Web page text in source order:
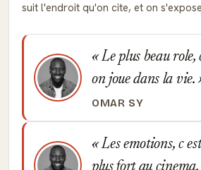
suit l'endroit qu'on cite, et on
Le plus beau role,
on joue dans la vie.
OMAR SY
Les emotions, c